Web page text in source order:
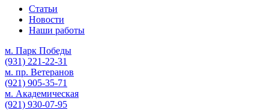
Статьи
Новости
Наши работы
м. Парк Победы
(931) 221-22-31
м. пр. Ветеранов
(921) 905-35-71
м. Академическая
(921) 930-07-95